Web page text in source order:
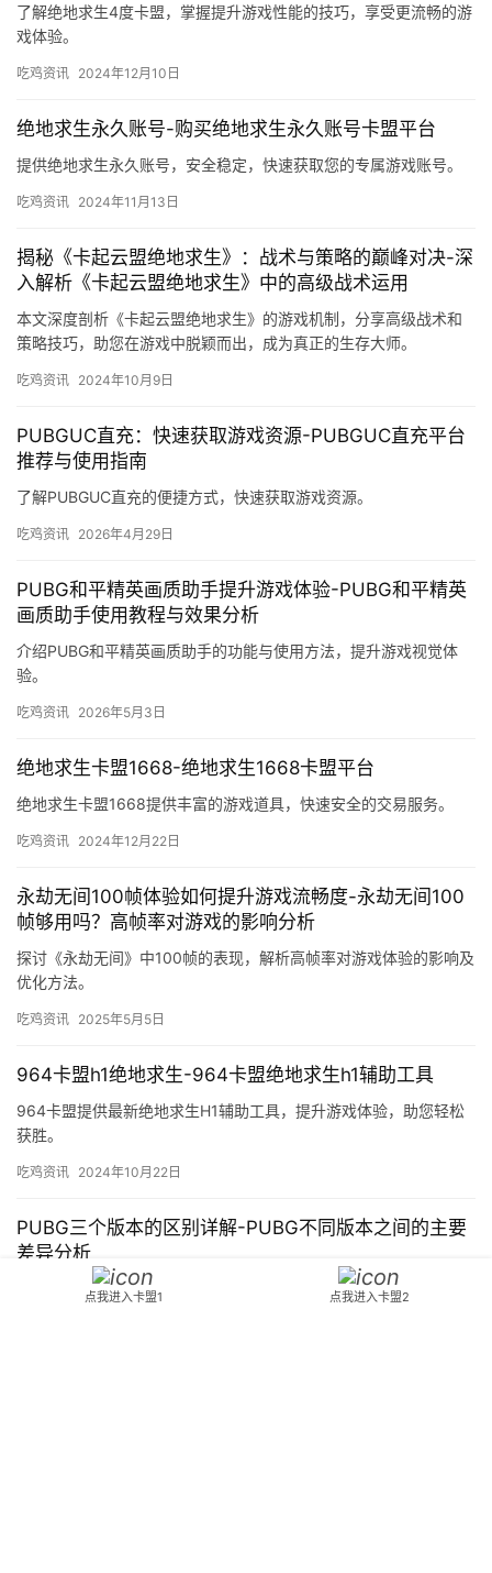
了解绝地求生4度卡盟，掌握提升游戏性能的技巧，享受更流畅的游
戏体验。
吃鸡资讯 2024年12月10日
绝地求生永久账号-购买绝地求生永久账号卡盟平台
提供绝地求生永久账号，安全稳定，快速获取您的专属游戏账号。
吃鸡资讯 2024年11月13日
揭秘《卡起云盟绝地求生》：战术与策略的巅峰对决-深
入解析《卡起云盟绝地求生》中的高级战术运用
本文深度剖析《卡起云盟绝地求生》的游戏机制，分享高级战术和
策略技巧，助您在游戏中脱颖而出，成为真正的生存大师。
吃鸡资讯 2024年10月9日
PUBGUC直充：快速获取游戏资源-PUBGUC直充平台
推荐与使用指南
了解PUBGUC直充的便捷方式，快速获取游戏资源。
吃鸡资讯 2026年4月29日
PUBG和平精英画质助手提升游戏体验-PUBG和平精英
画质助手使用教程与效果分析
介绍PUBG和平精英画质助手的功能与使用方法，提升游戏视觉体
验。
吃鸡资讯 2026年5月3日
绝地求生卡盟1668-绝地求生1668卡盟平台
绝地求生卡盟1668提供丰富的游戏道具，快速安全的交易服务。
吃鸡资讯 2024年12月22日
永劫无间100帧体验如何提升游戏流畅度-永劫无间100
帧够用吗？高帧率对游戏的影响分析
探讨《永劫无间》中100帧的表现，解析高帧率对游戏体验的影响及
优化方法。
吃鸡资讯 2025年5月5日
964卡盟h1绝地求生-964卡盟绝地求生h1辅助工具
964卡盟提供最新绝地求生H1辅助工具，提升游戏体验，助您轻松
获胜。
吃鸡资讯 2024年10月22日
PUBG三个版本的区别详解-PUBG不同版本之间的主要
差异分析
本文详细解析PUBG三个版本之间的主要区别，帮助玩家选择最适合
点我进入卡盟1 点我进入卡盟2